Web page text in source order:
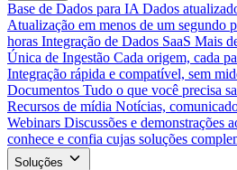
Base de Dados para IA Dados
Atualização em menos de um segundo
horas Integração de Dados SaaS Mais
Única de Ingestão Cada origem, cada
Integração rápida e compatível, sem
Documentos Tudo o que você precisa
Recursos de mídia Notícias,
Webinars Discussões e demonstrações
conhece e confia cujas soluções
Soluções